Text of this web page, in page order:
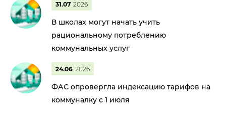
31.07 2026
В школах могут начать учить
рациональному потреблению
коммунальных услуг
24.06 2026
ФАС опровергла индексацию тарифов на
коммуналку с 1 июля